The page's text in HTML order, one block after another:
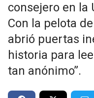
consejero en la
Con la pelota
abrió puertas
historia para
tan anónimo”.